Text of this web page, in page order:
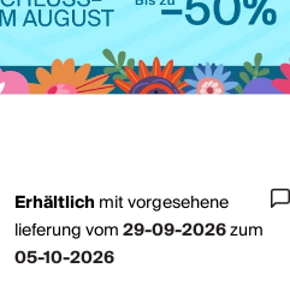
Erhältlich mitvorgesehene
lieferung vom29-09-2026zum
05-10-2026